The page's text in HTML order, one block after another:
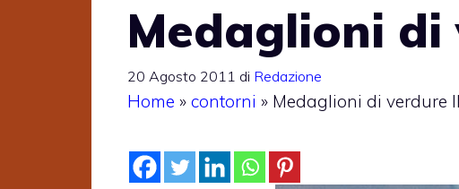
Medaglioni di
20 Agosto 2011 di Redazione
Home » contorni » Medaglioni di verdure